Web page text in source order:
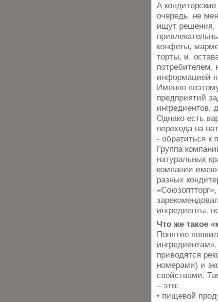
А
очередь, не
ищут решения,
конфеты,
торты, и,
потребителем,
информацией
Именно
предприятий
ингредиентов,
Однако есть
перехода на
- обратиться
Группа
натуральных
компании
разных
ингредиенты,
Что же такое
Понятие
приводятся
номерами) и
свойствами.
– это:
• пищевой